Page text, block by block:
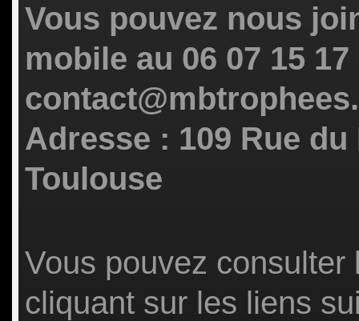
Vous pouvez nous
mobile au 06 07 15
Adresse : 109 Rue
Toulouse
Vous pouvez
cliquant sur les liens